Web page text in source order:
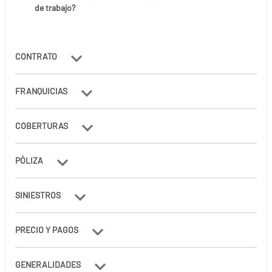
de trabajo?
CONTRATO
FRANQUICIAS
COBERTURAS
PÓLIZA
SINIESTROS
PRECIO Y PAGOS
GENERALIDADES